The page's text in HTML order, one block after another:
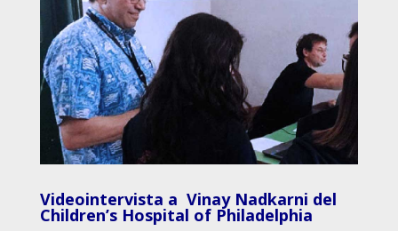
Videointervista a Vinay Nadkarni del
Children’s Hospital of Philadelphia